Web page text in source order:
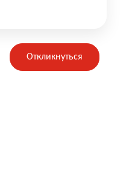
Откликнуться